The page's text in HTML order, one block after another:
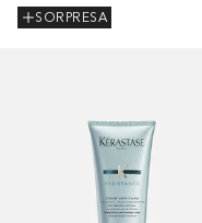
SORPRESA